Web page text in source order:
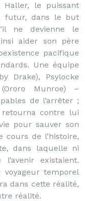
le puissant
futur, dans le but
ne devienne le
aider son père
pacifique
Une équipe
Drake), Psylocke
Munroe) –
de l’arrêter ;
contre lui
pour sauver son
de l’histoire,
dans laquelle ni
existaient.
voyageur temporel
dans cette réalité,
réalité.